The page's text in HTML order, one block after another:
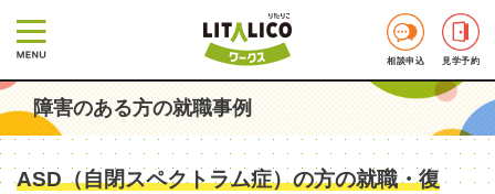
相談申込 見学予約
障害のある方の就職事例
ASD（自閉スペクトラム症）の方の就職・復